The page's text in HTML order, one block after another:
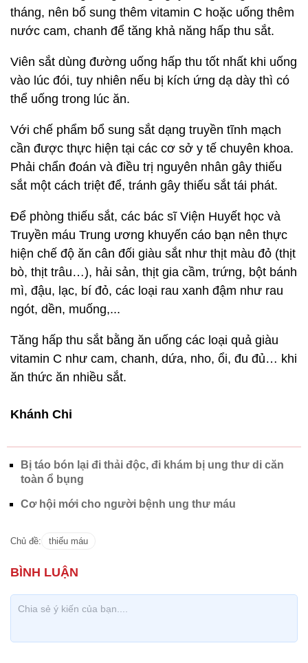
tháng, nên bổ sung thêm vitamin C hoặc uống thêm
nước cam, chanh để tăng khả năng hấp thu sắt.
Viên sắt dùng đường uống hấp thu tốt nhất khi uống
vào lúc đói, tuy nhiên nếu bị kích ứng dạ dày thì có
thể uống trong lúc ăn.
Với chế phẩm bổ sung sắt dạng truyền tĩnh mạch
cần được thực hiện tại các cơ sở y tế chuyên khoa.
Phải chẩn đoán và điều trị nguyên nhân gây thiếu
sắt một cách triệt để, tránh gây thiếu sắt tái phát.
Để phòng thiếu sắt, các bác sĩ Viện Huyết học và
Truyền máu Trung ương khuyến cáo bạn nên thực
hiện chế độ ăn cân đối giàu sắt như thịt màu đỏ (thịt
bò, thịt trâu…), hải sản, thịt gia cầm, trứng, bột bánh
mì, đậu, lạc, bí đỏ, các loại rau xanh đậm như rau
ngót, dền, muống,...
Tăng hấp thu sắt bằng ăn uống các loại quả giàu
vitamin C như cam, chanh, dứa, nho, ổi, đu đủ… khi
ăn thức ăn nhiều sắt.
Khánh Chi
Bị táo bón lại đi thải độc, đi khám bị ung thư di căn
toàn ổ bụng
Cơ hội mới cho người bệnh ung thư máu
Chủ đề: thiếu máu